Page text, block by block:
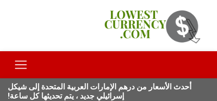
أحدث الأسعار من درهم الإمارات العربية المتحدة إلى شيكل
إسرائيلي جديد ، يتم تحديثها كل ساعة!